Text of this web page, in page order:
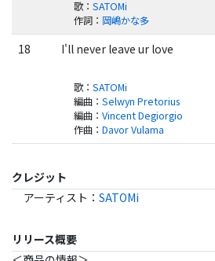
歌： SATOMi
作詞： 岡嶋かな多
18
I'll never leave ur love
歌： SATOMi
編曲： Selwyn Pretorius
編曲： Vincent Degiorgio
作曲： Davor Vulama
クレジット
アーティスト ： SATOMi
リリース概要